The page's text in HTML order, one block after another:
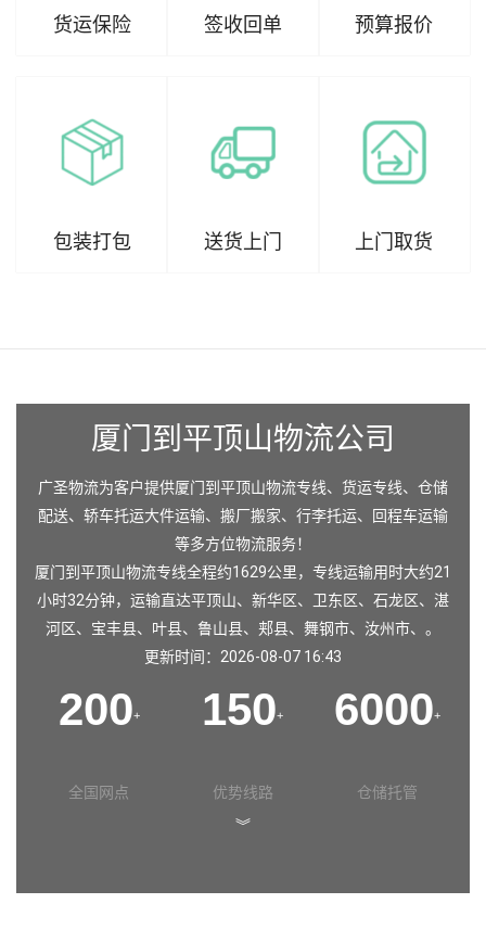
货运保险 签收回单 预算报价
包装打包 送货上门 上门取货
厦门到平顶山物流公司
广圣物流为客户提供厦门到平顶山物流专线、货运专线、仓储
配送、轿车托运大件运输、搬厂搬家、行李托运、回程车运输
等多方位物流服务！
厦门到平顶山物流专线全程约1629公里，专线运输用时大约21
小时32分钟，运输直达平顶山、 新华区、 卫东区、 石龙区、 湛
河区、 宝丰县、 叶县、 鲁山县、 郏县、 舞钢市、 汝州市、。
更新时间：2026-08-07 16:43
200+
全国网点
150+
优势线路
6000+
仓储托管
︾